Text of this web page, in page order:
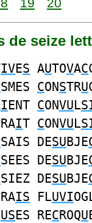
de seize
IVES AUTOVAC
SMES CONSTRU
IENT CONVUL
IT CONVUL
SAIS DESUBJE
SEES DESUBJE
SIEZ DESUBJE
IS FLUVI
USES RECROQU